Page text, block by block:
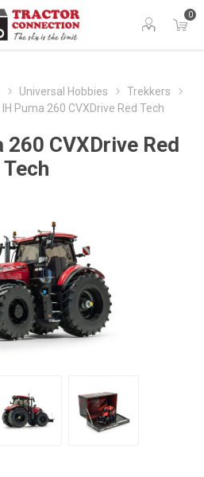
0
Universal Hobbies
Trekkers
IH Puma 260 CVXDrive Red Tech
260 CVXDrive Red
Tech